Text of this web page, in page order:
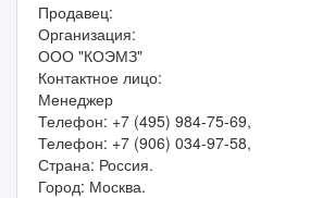
Продавец:
Организация:
ООО "КОЭМЗ"
Контактное лицо:
Менеджер
Телефон: +7 (495) 984-75-69,
Телефон: +7 (906) 034-97-58,
Страна: Россия.
Город: Москва.